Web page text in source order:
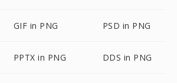
GIF in PNG PSD in PNG
PPTX in PNG DDS in PNG